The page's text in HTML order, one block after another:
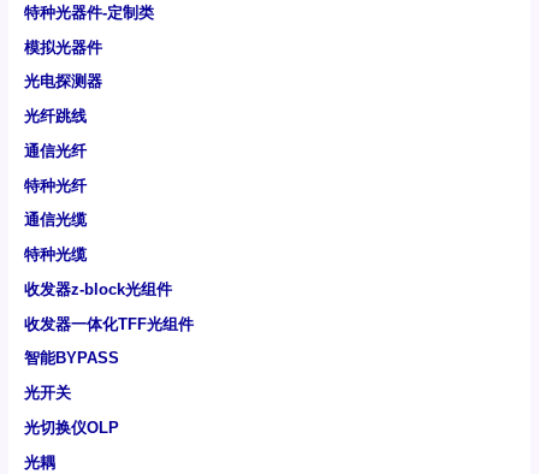
特种光器件-定制类
模拟光器件
光电探测器
光纤跳线
通信光纤
特种光纤
通信光缆
特种光缆
收发器z-block光组件
收发器一体化TFF光组件
智能BYPASS
光开关
光切换仪OLP
光耦